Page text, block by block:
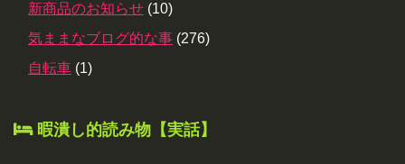
新商品のお知らせ (10)
気ままなブログ的な事 (276)
自転車 (1)
暇潰し的読み物【実話】